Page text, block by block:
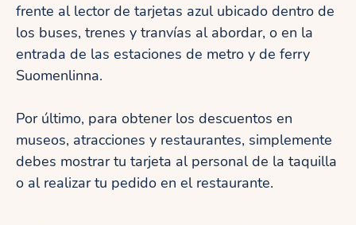
frente al lector de tarjetas azul ubicado dentro de
los buses, trenes y tranvías al abordar, o en la
entrada de las estaciones de metro y de ferry
Suomenlinna.
Por último, para obtener los descuentos en
museos, atracciones y restaurantes, simplemente
debes mostrar tu tarjeta al personal de la taquilla
o al realizar tu pedido en el restaurante.